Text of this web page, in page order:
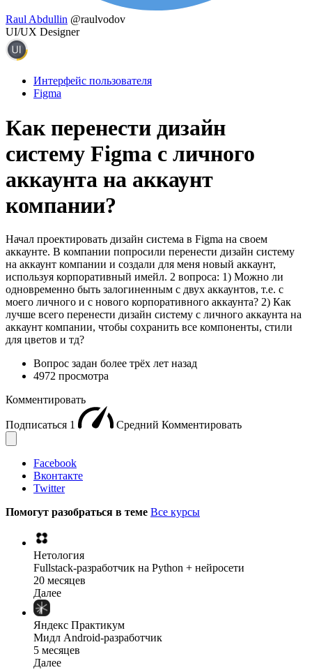
Raul Abdullin @raulvodov
UI/UX Designer
Интерфейс пользователя
Figma
Как перенести дизайн
систему Figma с личного
аккаунта на аккаунт
компании?
Начал проектировать дизайн система в Figma на своем
аккаунте. В компании попросили перенести дизайн систему
на аккаунт компании и создали для меня новый аккаунт,
используя корпоративный имейл. 2 вопроса: 1) Можно ли
одновременно быть залогиненным с двух аккаунтов, т.е. с
моего личного и с нового корпоративного аккаунта? 2) Как
лучше всего перенести дизайн систему с личного аккаунта на
аккаунт компании, чтобы сохранить все компоненты, стили
для цветов и тд?
Вопрос задан более трёх лет назад
4972 просмотра
Комментировать
Подписаться 1 Средний Комментировать
Facebook
Вконтакте
Twitter
Помогут разобраться в теме Все курсы
Нетология
Fullstack-разработчик на Python + нейросети
20 месяцев
Далее
Яндекс Практикум
Мидл Android‑разработчик
5 месяцев
Далее